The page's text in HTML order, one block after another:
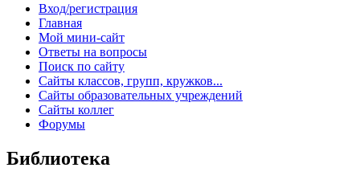
Вход/регистрация
Главная
Мой мини-сайт
Ответы на вопросы
Поиск по сайту
Сайты классов, групп, кружков...
Сайты образовательных учреждений
Сайты коллег
Форумы
Библиотека